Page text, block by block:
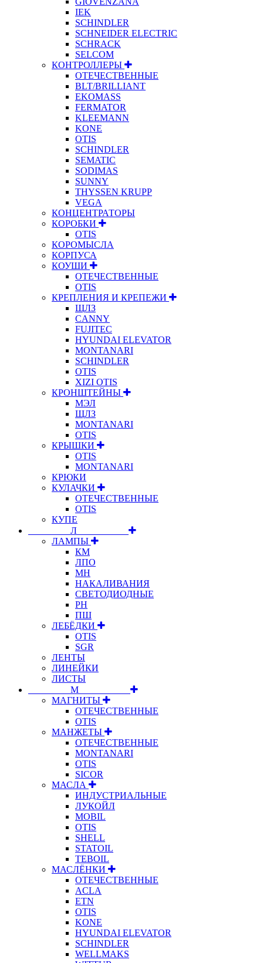
IEK
SCHINDLER
SCHNEIDER ELECTRIC
SCHRACK
SELCOM
КОНТРОЛЛЕРЫ
ОТЕЧЕСТВЕННЫЕ
BLT/BRILLIANT
EKOMASS
FERMATOR
KLEEMANN
KONE
OTIS
SCHINDLER
SEMATIC
SODIMAS
SUNNY
THYSSEN KRUPP
VEGA
КОНЦЕНТРАТОРЫ
КОРОБКИ
OTIS
КОРОМЫСЛА
КОРПУСА
КОУШИ
ОТЕЧЕСТВЕННЫЕ
OTIS
КРЕПЛЕНИЯ И КРЕПЕЖИ
ЩЛЗ
CANNY
FUJITEC
HYUNDAI ELEVATOR
MONTANARI
SCHINDLER
OTIS
XIZI OTIS
КРОНШТЕЙНЫ
МЭЛ
ЩЛЗ
MONTANARI
OTIS
КРЫШКИ
OTIS
MONTANARI
КРЮКИ
КУЛАЧКИ
ОТЕЧЕСТВЕННЫЕ
OTIS
КУПЕ
⠀⠀⠀⠀⠀⠀Л⠀⠀⠀⠀⠀⠀⠀
ЛАМПЫ
КМ
ЛПО
МН
НАКАЛИВАНИЯ
СВЕТОДИОДНЫЕ
РН
ПШ
ЛЕБЁДКИ
OTIS
SGR
ЛЕНТЫ
ЛИНЕЙКИ
ЛИСТЫ
⠀⠀⠀⠀⠀⠀М⠀⠀⠀⠀⠀⠀⠀
МАГНИТЫ
ОТЕЧЕСТВЕННЫЕ
OTIS
МАНЖЕТЫ
ОТЕЧЕСТВЕННЫЕ
MONTANARI
OTIS
SICOR
МАСЛА
ИНДУСТРИАЛЬНЫЕ
ЛУКОЙЛ
MOBIL
OTIS
SHELL
STATOIL
TEBOIL
МАСЛЁНКИ
ОТЕЧЕСТВЕННЫЕ
ACLA
ETN
OTIS
KONE
HYUNDAI ELEVATOR
SCHINDLER
WELLMAKS